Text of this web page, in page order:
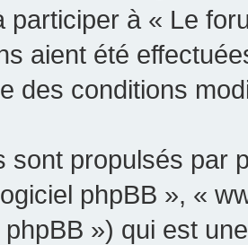
participer à « Le
aient été
des conditions
sont propulsés par
phpBB », «
») qui est